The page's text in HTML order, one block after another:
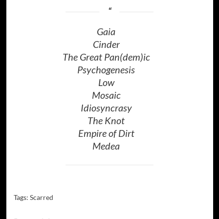
Gaia
Cinder
The Great Pan(dem)ic
Psychogenesis
Low
Mosaic
Idiosyncrasy
The Knot
Empire of Dirt
Medea
Tags: Scarred